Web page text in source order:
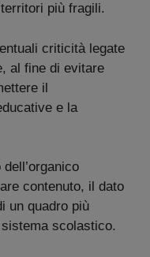
più fragili.
criticità legate
al fine di evitare
il
e la
contenuto, il dato
un quadro più
scolastico.